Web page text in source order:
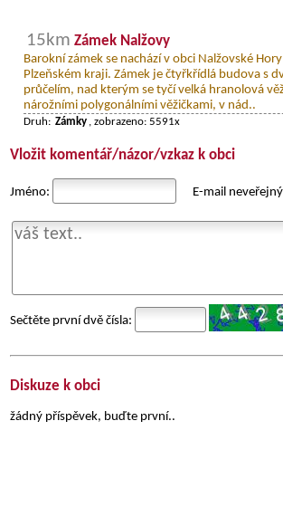
15km Zámek Nalžovy
Barokní zámek se nachází v obci Nalžovské
Plzeňském kraji. Zámek je čtyřkřídlá budova s
průčelím, nad kterým se tyčí velká hranolová
nárožními polygonálními věžičkami, v nád..
Druh: Zámky , zobrazeno: 5591x
Vložit komentář/názor/vzkaz k obci
Jméno: E-mail
Sečtěte první dvě čísla:
Diskuze k obci
žádný příspěvek, buďte první..